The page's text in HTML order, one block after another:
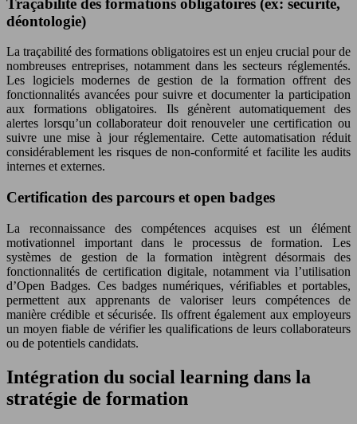
déontologie)
La traçabilité des formations obligatoires est un enjeu crucial pour de
nombreuses entreprises, notamment dans les secteurs réglementés.
Les logiciels modernes de gestion de la formation offrent des
fonctionnalités avancées pour suivre et documenter la participation
aux formations obligatoires. Ils génèrent automatiquement des
alertes lorsqu’un collaborateur doit renouveler une certification ou
suivre une mise à jour réglementaire. Cette automatisation réduit
considérablement les risques de non-conformité et facilite les audits
internes et externes.
Certification des parcours et open badges
La reconnaissance des compétences acquises est un élément
motivationnel important dans le processus de formation. Les
systèmes de gestion de la formation intègrent désormais des
fonctionnalités de certification digitale, notamment via l’utilisation
d’Open Badges. Ces badges numériques, vérifiables et portables,
permettent aux apprenants de valoriser leurs compétences de
manière crédible et sécurisée. Ils offrent également aux employeurs
un moyen fiable de vérifier les qualifications de leurs collaborateurs
ou de potentiels candidats.
Intégration du social learning dans la
stratégie de formation